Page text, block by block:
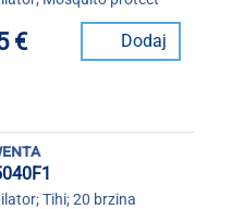
€ Dodaj
Tihi; 20 brzina